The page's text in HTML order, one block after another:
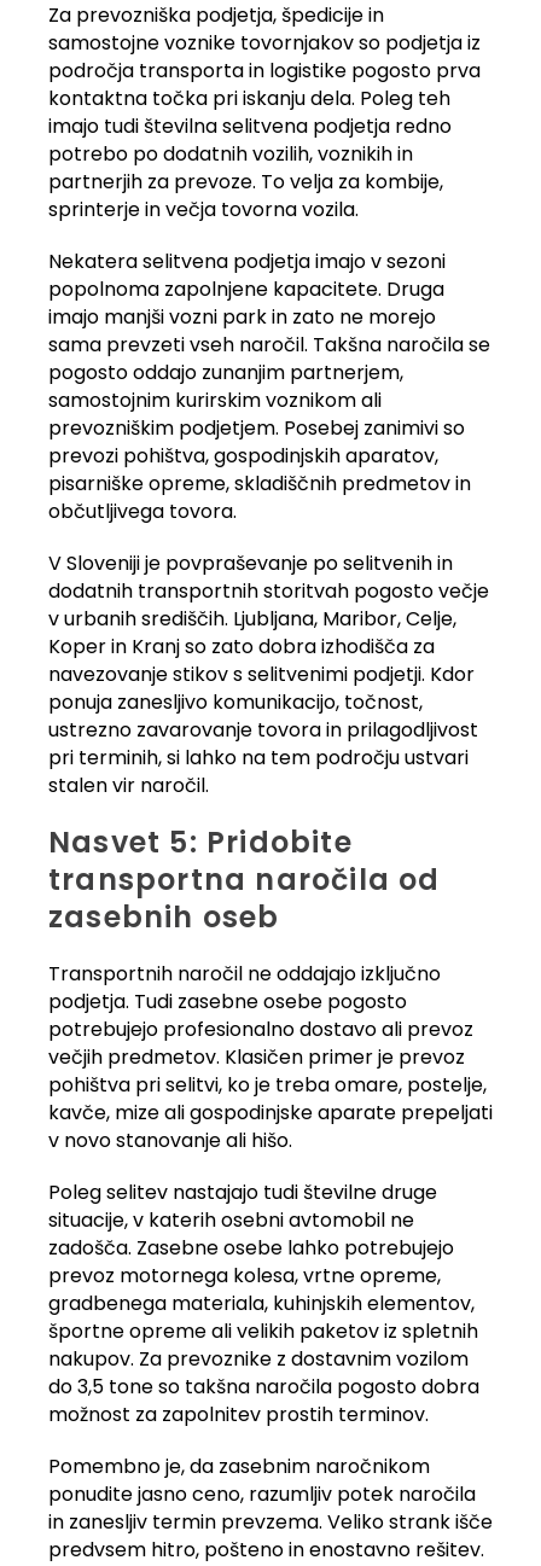
Za prevozniška podjetja, špedicije in
samostojne voznike tovornjakov so podjetja iz
področja transporta in logistike pogosto prva
kontaktna točka pri iskanju dela. Poleg teh
imajo tudi številna selitvena podjetja redno
potrebo po dodatnih vozilih, voznikih in
partnerjih za prevoze. To velja za kombije,
sprinterje in večja tovorna vozila.
Nekatera selitvena podjetja imajo v sezoni
popolnoma zapolnjene kapacitete. Druga
imajo manjši vozni park in zato ne morejo
sama prevzeti vseh naročil. Takšna naročila se
pogosto oddajo zunanjim partnerjem,
samostojnim kurirskim voznikom ali
prevozniškim podjetjem. Posebej zanimivi so
prevozi pohištva, gospodinjskih aparatov,
pisarniške opreme, skladiščnih predmetov in
občutljivega tovora.
V Sloveniji je povpraševanje po selitvenih in
dodatnih transportnih storitvah pogosto večje
v urbanih središčih. Ljubljana, Maribor, Celje,
Koper in Kranj so zato dobra izhodišča za
navezovanje stikov s selitvenimi podjetji. Kdor
ponuja zanesljivo komunikacijo, točnost,
ustrezno zavarovanje tovora in prilagodljivost
pri terminih, si lahko na tem področju ustvari
stalen vir naročil.
Nasvet 5: Pridobite
transportna naročila od
zasebnih oseb
Transportnih naročil ne oddajajo izključno
podjetja. Tudi zasebne osebe pogosto
potrebujejo profesionalno dostavo ali prevoz
večjih predmetov. Klasičen primer je prevoz
pohištva pri selitvi, ko je treba omare, postelje,
kavče, mize ali gospodinjske aparate prepeljati
v novo stanovanje ali hišo.
Poleg selitev nastajajo tudi številne druge
situacije, v katerih osebni avtomobil ne
zadošča. Zasebne osebe lahko potrebujejo
prevoz motornega kolesa, vrtne opreme,
gradbenega materiala, kuhinjskih elementov,
športne opreme ali velikih paketov iz spletnih
nakupov. Za prevoznike z dostavnim vozilom
do 3,5 tone so takšna naročila pogosto dobra
možnost za zapolnitev prostih terminov.
Pomembno je, da zasebnim naročnikom
ponudite jasno ceno, razumljiv potek naročila
in zanesljiv termin prevzema. Veliko strank išče
predvsem hitro, pošteno in enostavno rešitev.